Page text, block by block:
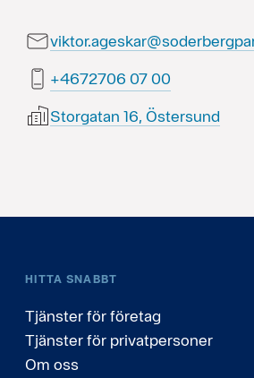
00 70 6072764+
Storgatan 16, Östersund
HITTA SNABBT
Tjänster för företag
Tjänster för privatpersoner
Om oss